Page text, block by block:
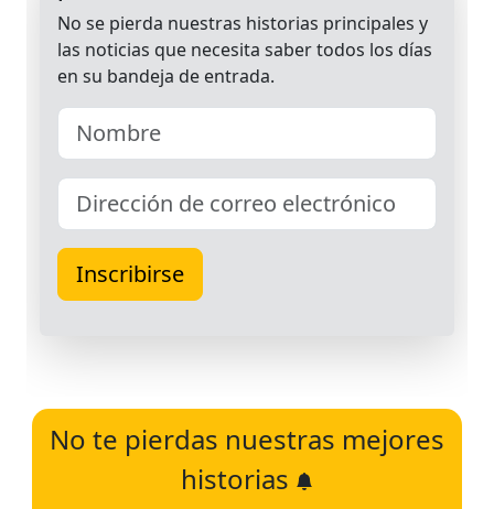
No te pierdas nuestras mejores
historias